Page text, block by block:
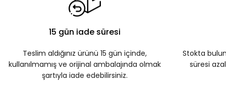
15 gün iade süresi
Teslim aldığınız ürünü 15 gün içinde,
kullanılmamış ve orijinal ambalajında olmak
şartıyla iade edebilirsiniz.
Stokta
süresi